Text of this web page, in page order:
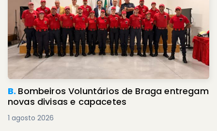
B. Bombeiros Voluntários de Braga entregam
novas divisas e capacetes
1 agosto 2026